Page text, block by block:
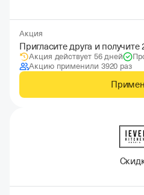
Акция
Пригласите друга и получите
Акция действует 56 дней
Акцию применили 3920 раз